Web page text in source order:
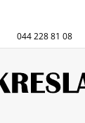
044 228 81 08